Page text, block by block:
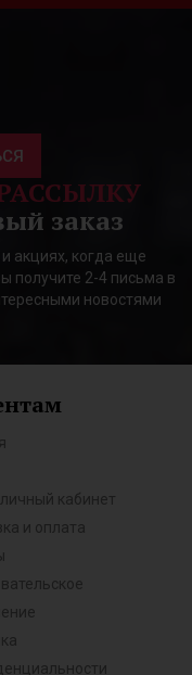
заказ
акциях, когда еще
получите 2-4 письма в
новостями
кабинет
и оплата